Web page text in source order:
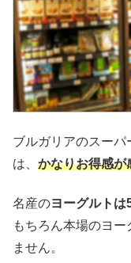
ブルガリアのスーパ
は、 かなりお得感が
名産のヨーグルト
もちろん本場のヨ
ません。